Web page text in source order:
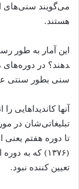
می‌گویند سنی​‌های
هستند.
این آمار به طور
دهند؟ در
سنی بطور سنتی
آنها کاندیداهایی
تبلیغاتی‌شان در
تا دوره هفتم
(۱۳۷۶) که به
تعیین کننده نبود.